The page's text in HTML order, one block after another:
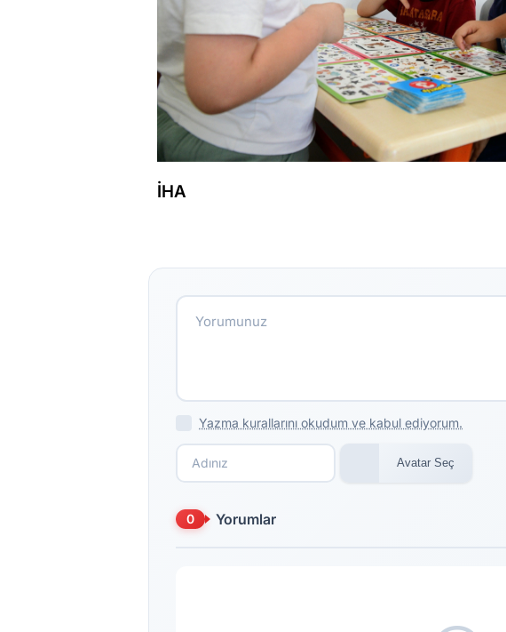
İHA
Yazma kurallarını okudum ve kabul ediyorum.
Avatar Seç
0 Yorumlar